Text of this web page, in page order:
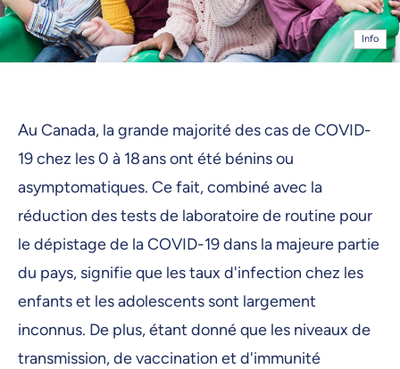
Info
Au Canada, la grande majorité des cas de COVID-
19 chez les 0 à 18 ans ont été bénins ou
asymptomatiques. Ce fait, combiné avec la
réduction des tests de laboratoire de routine pour
le dépistage de la COVID-19 dans la majeure partie
du pays, signifie que les taux d'infection chez les
enfants et les adolescents sont largement
inconnus. De plus, étant donné que les niveaux de
transmission, de vaccination et d'immunité